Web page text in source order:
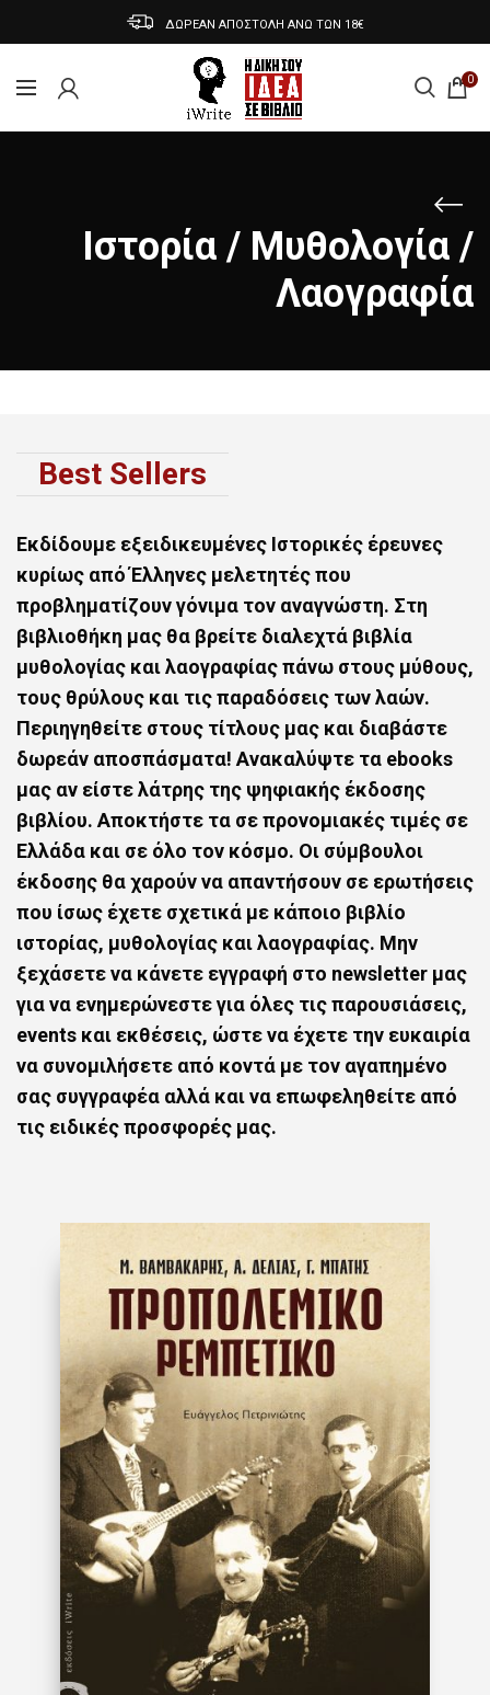
ΔΩΡΕΑΝ ΑΠΟΣΤΟΛΗ ΑΝΩ ΤΩΝ 18€
0
Ιστορία / Μυθολογία /
Λαογραφία
Best Sellers
Εκδίδουμε εξειδικευμένες Ιστορικές έρευνες
κυρίως από Έλληνες μελετητές που
προβληματίζουν γόνιμα τον αναγνώστη. Στη
βιβλιοθήκη μας θα βρείτε διαλεχτά βιβλία
μυθολογίας και λαογραφίαςπάνω στους μύθους,
τους θρύλους και τις παραδόσεις των λαών.
Περιηγηθείτε στους τίτλους μας και διαβάστε
δωρεάν αποσπάσματα! Ανακαλύψτε τα ebooks
μας αν είστε λάτρης της ψηφιακής έκδοσης
βιβλίου. Αποκτήστε τα σε προνομιακές τιμές σε
Ελλάδα και σε όλο τον κόσμο. Οι σύμβουλοι
έκδοσης θα χαρούν να απαντήσουν σε ερωτήσεις
που ίσως έχετε σχετικά με κάποιο βιβλίο
ιστορίας, μυθολογίας και λαογραφίας. Mην
ξεχάσετε να κάνετε εγγραφή στο newsletter μας
για να ενημερώνεστε για όλες τις παρουσιάσεις,
events και εκθέσεις, ώστε να έχετε την ευκαιρία
να συνομιλήσετε από κοντά με τον αγαπημένο
σας συγγραφέα αλλά και να επωφεληθείτε από
τις ειδικές προσφορές μας.